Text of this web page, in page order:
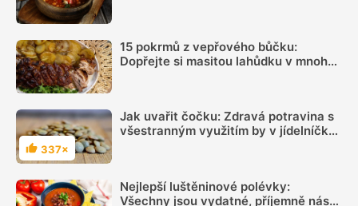
15 pokrmů z vepřového bůčku:
Dopřejte si masitou lahůdku v mnoha
Hodnocení
337×
Jak uvařit čočku: Zdravá potravina s
všestranným využitím by v jídelníčku
Nejlepší luštěninové polévky:
Všechny jsou vydatné, příjemně nás